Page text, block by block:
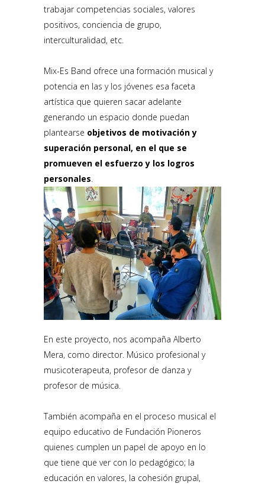
trabajar competencias sociales, valores
positivos, conciencia de grupo,
interculturalidad, etc.
Mix-Es Band ofrece una formación musical y
potencia en las y los jóvenes esa faceta
artística que quieren sacar adelante
generando un espacio donde puedan
plantearse objetivos de motivación y
superación personal, en el que se
promueven el esfuerzo y los logros
personales
En este proyecto, nos acompaña Alberto
Mera, como director. Músico profesional y
musicoterapeuta, profesor de danza y
profesor de música.
También acompaña en el proceso musical el
equipo educativo de Fundación Pioneros
quienes cumplen un papel de apoyo en lo
que tiene que ver con lo pedagógico; la
educación en valores, la cohesión grupal,